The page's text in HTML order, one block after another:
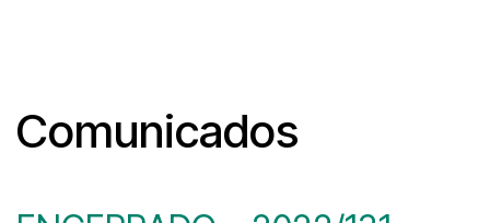
Comunicados